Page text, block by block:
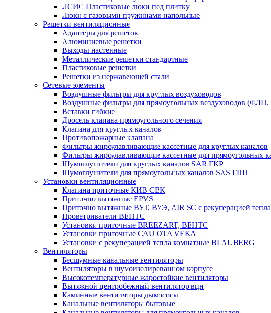
ЛСИС Пластиковые люки под плитку
Люки с газовыми пружинами напольные
Решетки вентиляционные
Адаптеры для решеток
Алюминиевые решетки
Выходы настенные
Металлические решетки стандартные
Пластиковые решетки
Решетки из нержавеющей стали
Сетевые элементы
Воздушные фильтры для круглых воздуховодов
Воздушные фильтры для прямоугольных воздуховодов
Вставки гибкие
Дросель клапана прямоугольного сечения
Клапана для круглых каналов
Противопожарные клапана
Фильтры жироулавливающие кассетные для круглых каналов
Фильтры жироулавливающие кассетные для прямоугольных
Шумоглушители для круглых каналов SAR ГКР
Шумоглушители для прямоугольных каналов SAS ГПП
Установки вентиляционные
Клапана приточные КИВ СВК
Приточно вытяжные EPVS
Приточно вытяжные ВУТ, ВУЭ, AIR SC с рекуперацией тепла
Проветриватели ВЕНТС
Установки приточные BREEZART, ВЕНТС
Установки приточные CAU OTA VEKA
Установки с рекуперацией тепла комнатные BLAUBERG
Вентиляторы
Бесшумные канальные вентиляторы
Вентиляторы в шумоизолированном корпусе
Высокотемпературные жаростойкие вентиляторы
Вытяжной центробежный вентилятор вцн
Каминные вентиляторы дымососы
Канальные вентиляторы бытовые